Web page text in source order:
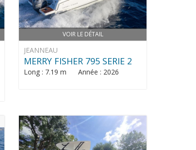
VOIR LE DÉTAIL
JEANNEAU
MERRY FISHER 795 SERIE 2
Long : 7.19 m Année : 2026